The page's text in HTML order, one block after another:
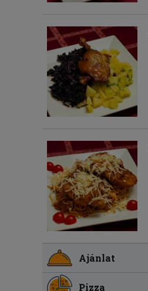
Ajánlat
Pizza